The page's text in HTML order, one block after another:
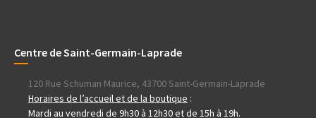
Centre de Saint-Germain-Laprade
120 Rue Schuman Maurice, 43700 Saint-Germain-Laprade
Horaires de l’accueil et de la boutique :
Mardi au vendredi de 9h30 à 12h30 et de 15h à 19h.